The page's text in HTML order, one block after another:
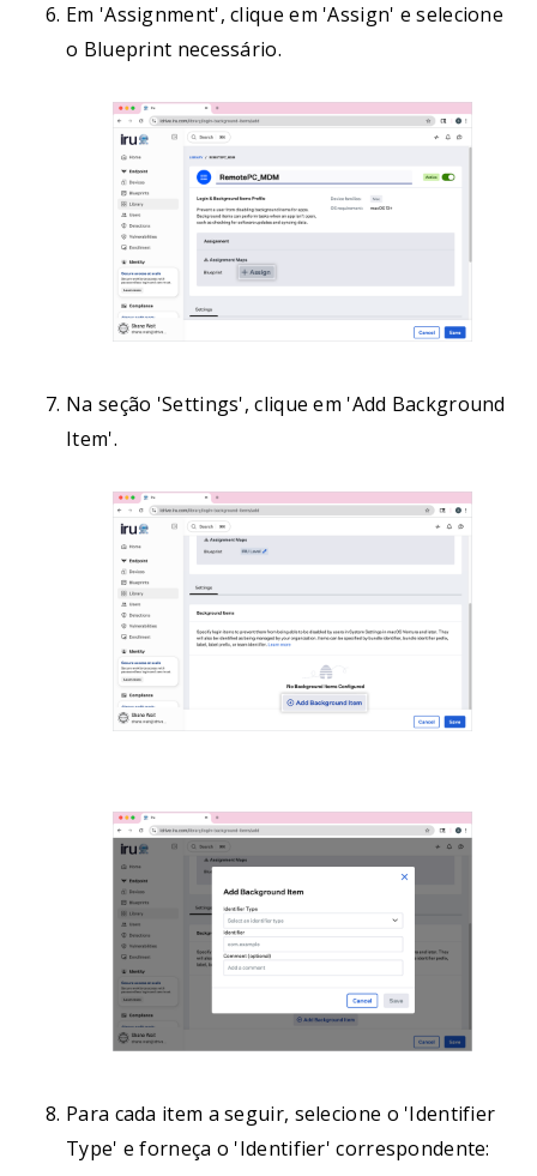
Em 'Assignment', clique em 'Assign' e selecione
o Blueprint necessário.
Na seção 'Settings', clique em 'Add Background
Item'.
Para cada item a seguir, selecione o 'Identifier
Type' e forneça o 'Identifier' correspondente: